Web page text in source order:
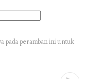
pada peramban ini untuk